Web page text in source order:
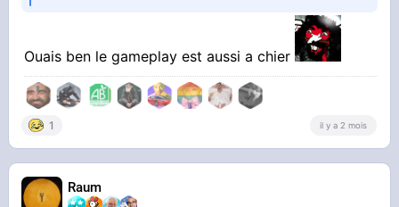
MAIS PUTAIN
Du violet flash sur une teinte bronze
Ouais ben le gameplay est aussi a chier
1 il y a 2 mois
Raum